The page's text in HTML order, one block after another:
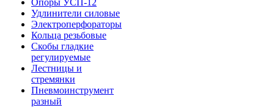
Опоры УСП-12
Удлинители силовые
Электроперфораторы
Кольца резьбовые
Скобы гладкие
регулируемые
Лестницы и
стремянки
Пневмоинструмент
разный